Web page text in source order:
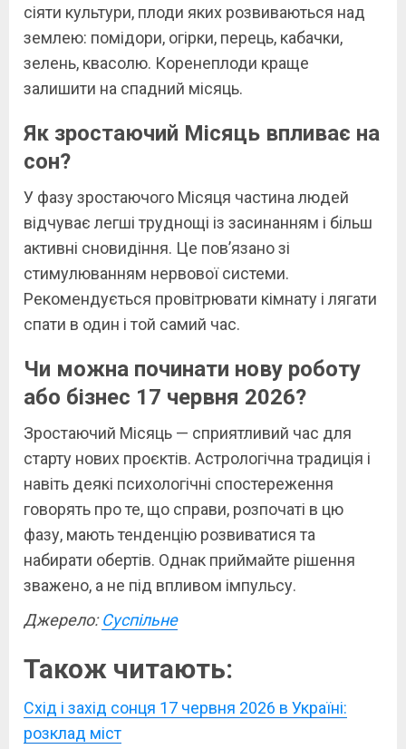
сіяти культури, плоди яких розвиваються над
землею: помідори, огірки, перець, кабачки,
зелень, квасолю. Коренеплоди краще
залишити на спадний місяць.
Як зростаючий Місяць впливає на
сон?
У фазу зростаючого Місяця частина людей
відчуває легші труднощі із засинанням і більш
активні сновидіння. Це пов’язано зі
стимулюванням нервової системи.
Рекомендується провітрювати кімнату і лягати
спати в один і той самий час.
Чи можна починати нову роботу
або бізнес 17 червня 2026?
Зростаючий Місяць — сприятливий час для
старту нових проєктів. Астрологічна традиція і
навіть деякі психологічні спостереження
говорять про те, що справи, розпочаті в цю
фазу, мають тенденцію розвиватися та
набирати обертів. Однак приймайте рішення
зважено, а не під впливом імпульсу.
Джерело:Суспільне
Також читають:
Схід і захід сонця 17 червня 2026 в Україні:
розклад міст